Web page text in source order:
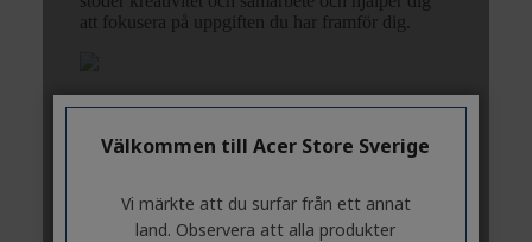
Välkommen till Acer Store Sverige
Vi märkte att du surfar från ett annat
land. Observera att alla produkter